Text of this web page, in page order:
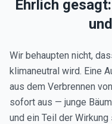
Ehrlich
Wir behaupten nicht,
klimaneutral wird. Eine
aus dem Verbrennen
sofort aus — junge
und ein Teil der